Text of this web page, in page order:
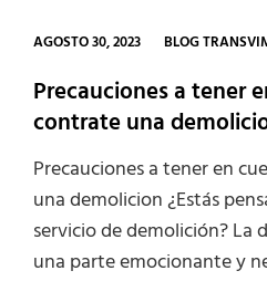
una
exitosa
AGOSTO 30, 2023 CATEGORIES
BLOG
Precauciones a tener
contrate una
Precauciones a tener en
una demolicion ¿Estás
servicio de demolición? La
una parte emocionante y